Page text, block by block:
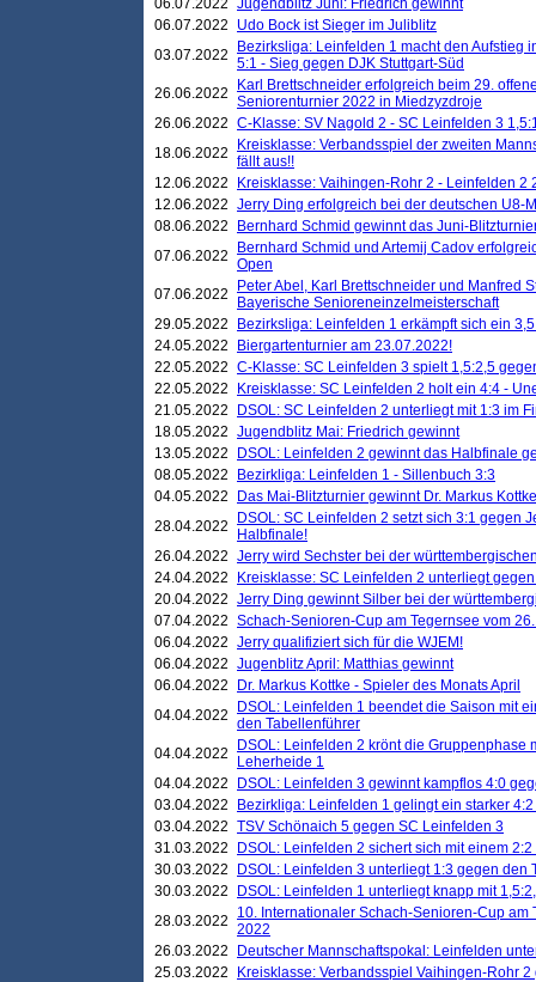
06.07.2022 Jugendblitz Juni: Friedrich gewinnt
06.07.2022
Udo Bock ist Sieger im Juliblitz
03.07.2022
Bezirksliga: Leinfelden 1 macht den Aufstieg
5:1 - Sieg gegen DJK Stuttgart-Süd
26.06.2022
Karl Brettschneider erfolgreich beim 29.
Seniorenturnier 2022 in Miedzyzdroje
26.06.2022 C-Klasse: SV Nagold 2 - SC Leinfelden 3
18.06.2022
Kreisklasse: Verbandsspiel der zweiten
fällt aus!!
12.06.2022
Kreisklasse: Vaihingen-Rohr 2 - Leinfelden 2
12.06.2022 Jerry Ding erfolgreich bei der deutschen U8-
08.06.2022
Bernhard Schmid gewinnt das Juni-
07.06.2022
Bernhard Schmid und Artemij Cadov
Open
07.06.2022
Peter Abel, Karl Brettschneider und Manfred
Bayerische Senioreneinzelmeisterschaft
29.05.2022
Bezirksliga: Leinfelden 1 erkämpft sich ein
24.05.2022
Biergartenturnier am 23.07.2022!
22.05.2022 C-Klasse: SC Leinfelden 3 spielt 1,5:2,5
22.05.2022
Kreisklasse: SC Leinfelden 2 holt ein 4:4 -
21.05.2022
DSOL: SC Leinfelden 2 unterliegt mit 1:3 im
18.05.2022 Jugendblitz Mai: Friedrich gewinnt
13.05.2022
DSOL: Leinfelden 2 gewinnt das Halbfinale
08.05.2022
Bezirkliga: Leinfelden 1 - Sillenbuch 3:3
04.05.2022
Das Mai-Blitzturnier gewinnt Dr. Markus
28.04.2022
DSOL: SC Leinfelden 2 setzt sich 3:1 gegen
Halbfinale!
26.04.2022 Jerry wird Sechster bei der
24.04.2022
Kreisklasse: SC Leinfelden 2 unterliegt
20.04.2022 Jerry Ding gewinnt Silber bei der
07.04.2022 Schach-Senioren-Cup am Tegernsee vom
06.04.2022 Jerry qualifiziert sich für die WJEM!
06.04.2022 Jugenblitz April: Matthias gewinnt
06.04.2022
Dr. Markus Kottke - Spieler des Monats April
04.04.2022
DSOL: Leinfelden 1 beendet die Saison mit
den Tabellenführer
04.04.2022
DSOL: Leinfelden 2 krönt die Gruppenphase
Leherheide 1
04.04.2022
DSOL: Leinfelden 3 gewinnt kampflos 4:0
03.04.2022
Bezirkliga: Leinfelden 1 gelingt ein starker
03.04.2022 TSV Schönaich 5 gegen SC Leinfelden 3
31.03.2022
DSOL: Leinfelden 2 sichert sich mit einem
30.03.2022
DSOL: Leinfelden 3 unterliegt 1:3 gegen den
30.03.2022
DSOL: Leinfelden 1 unterliegt knapp mit
28.03.2022
10. Internationaler Schach-Senioren-Cup am
2022
26.03.2022
Deutscher Mannschaftspokal: Leinfelden
25.03.2022
Kreisklasse: Verbandsspiel Vaihingen-Rohr